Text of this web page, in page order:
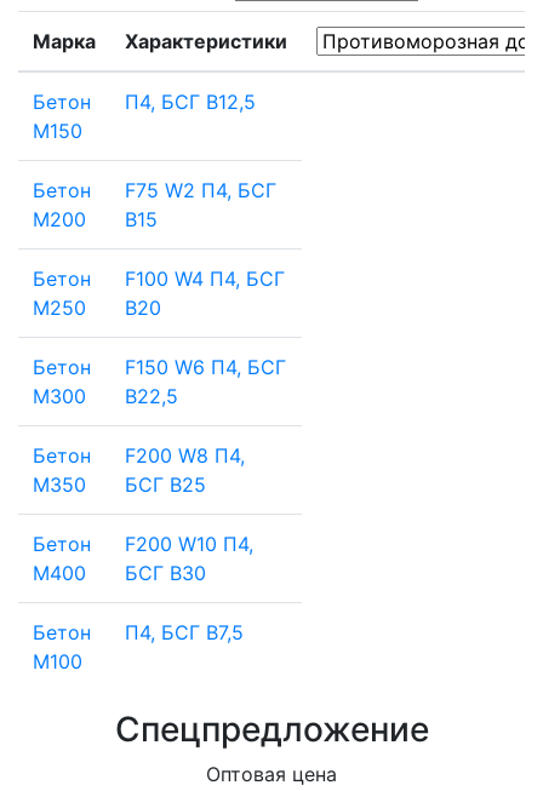
Марка Характеристики
Бетон
М150
П4, БСГ В12,5
Бетон
М200
F75 W2 П4, БСГ
В15
Бетон
М250
F100 W4 П4, БСГ
В20
Бетон
М300
F150 W6 П4, БСГ
В22,5
Бетон
М350
F200 W8 П4,
БСГ В25
Бетон
М400
F200 W10 П4,
БСГ В30
Бетон
М100
П4, БСГ В7,5
Спецпредложение
Оптовая цена